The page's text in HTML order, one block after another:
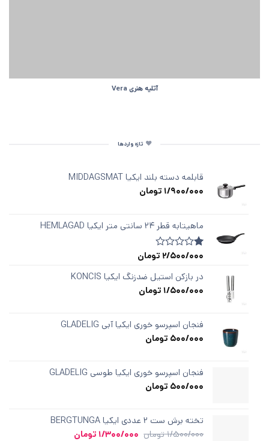
آتلیه هنری Vera
تازه واردها
قابلمه دسته‌ بلند ایکیا MIDDAGSMAT
1/900/000 تومان
ماهیتابه قطر ۲۴ سانتی متر ایکیا HEMLAGAD
امتیازدهی
از
در
1
2/500/000 تومان
در بازکن استیل ضدزنگ ایکیا KONCIS
1/500/000 تومان
فنجان اسپرسو خوری ایکیا آبی GLADELIG
500/000 تومان
فنجان اسپرسو خوری ایکیا طوسی GLADELIG
500/000 تومان
تخته برش ست ۲ عددی ایکیا BERGTUNGA
1/500/000 تومان قیمت
1/300/000 تومان